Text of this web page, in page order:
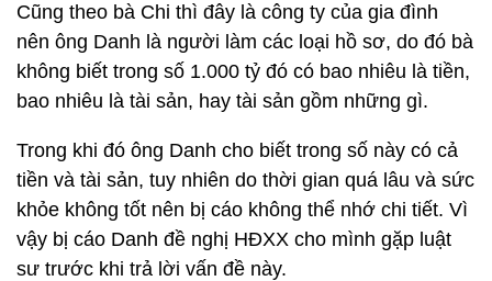
Cũng theo bà Chi thì đây là công ty của gia đình
nên ông Danh là người làm các loại hồ sơ, do đó bà
không biết trong số 1.000 tỷ đó có bao nhiêu là tiền,
bao nhiêu là tài sản, hay tài sản gồm những gì.
Trong khi đó ông Danh cho biết trong số này có cả
tiền và tài sản, tuy nhiên do thời gian quá lâu và sức
khỏe không tốt nên bị cáo không thể nhớ chi tiết. Vì
vậy bị cáo Danh đề nghị HĐXX cho mình gặp luật
sư trước khi trả lời vấn đề này.